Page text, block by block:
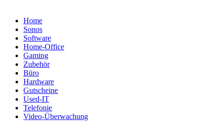
Home
Sonos
Software
Home-Office
Gaming
Zubehör
Büro
Hardware
Gutscheine
Used-IT
Telefonie
Video-Überwachung